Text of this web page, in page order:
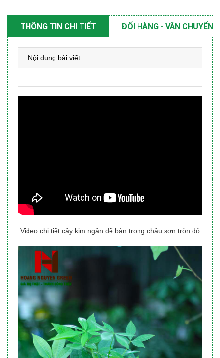
THÔNG TIN CHI TIẾT ĐỔI HÀNG - VẬN CHUYỂN
Nội dung bài viết
Video chi tiết cây kim ngân để bàn trong chậu sơn tròn đỏ